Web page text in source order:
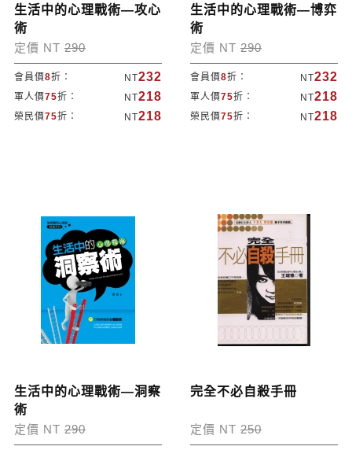
生活中的心理戰術—攻心
術
定價 NT 290
會員價8折： NT232
軍人價75折： NT218
榮民價75折： NT218
生活中的心理戰術—博弈
術
定價 NT 290
會員價8折： NT232
軍人價75折： NT218
榮民價75折： NT218
生活中的心理戰術—洞察
術
定價 NT 290
完全不必自殺手冊
定價 NT 250